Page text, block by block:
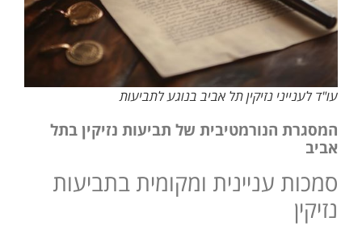
עו"ד לענייני נזיקין תל אביב בנוגע לתביעות
המסגרת הנורמטיבית של תביעות נזיקין בתל
אביב
סמכות עניינית ומקומית בתביעות
נזיקין